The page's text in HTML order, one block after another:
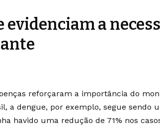
evidenciam a
reforçaram a importância do
a dengue, por exemplo, segue sendo
havido uma redução de 71% nos